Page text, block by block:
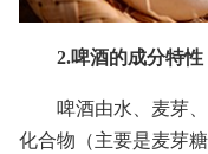
2.啤酒的成分特性
啤酒由水、麦芽
化合物（主要是麦芽